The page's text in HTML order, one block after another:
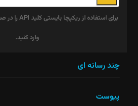
وارد کنید.
نباید
چند رسانه ای
پیوست